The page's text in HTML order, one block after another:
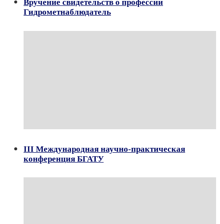
Вручение свидетельств о профессии
Гидрометнаблюдатель
III Международная научно-практическая
конференция БГАТУ